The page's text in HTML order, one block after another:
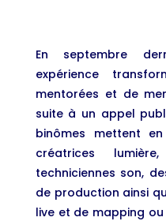
En septembre
expérience
mentorées et de
suite à un appel
binômes mettent
créatrices
techniciennes son,
de production ainsi
live et de mapping